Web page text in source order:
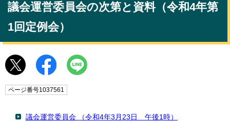
議会運営委員会の次第と資料（令和4年第
1回定例会）
ページ番号1037561
議会運営委員会 （令和4年3月23日 午後1時）